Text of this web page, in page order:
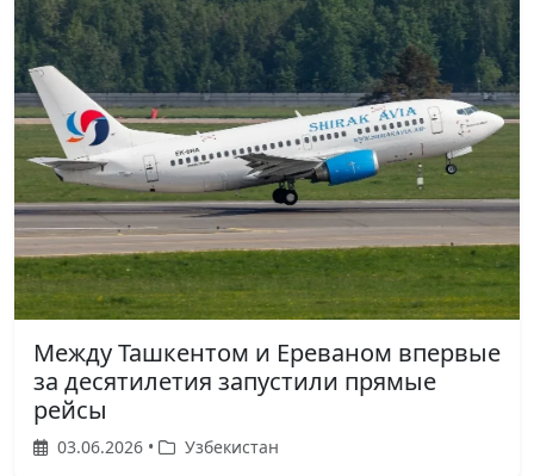
Между Ташкентом и Ереваном впервые
за десятилетия запустили прямые
рейсы
03.06.2026 • Узбекистан